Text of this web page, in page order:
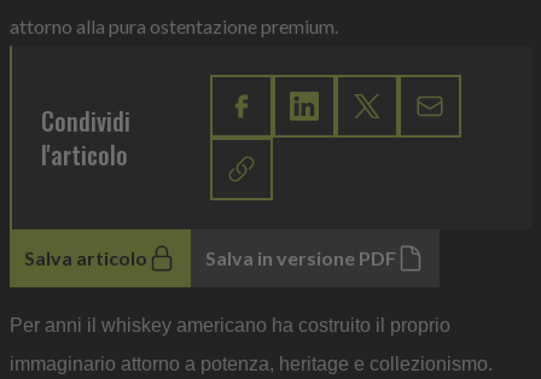
attorno alla pura ostentazione premium.
Condividi
l'articolo
Salva articolo Salva in versione PDF
Per anni il whiskey americano ha costruito il proprio
immaginario attorno a potenza, heritage e collezionismo.